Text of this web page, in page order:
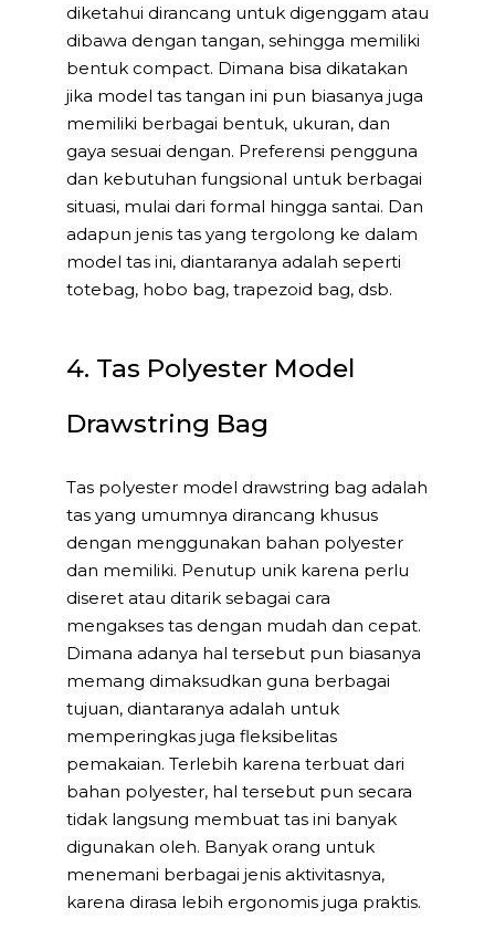
diketahui dirancang untuk digenggam atau
dibawa dengan tangan, sehingga memiliki
bentuk compact. Dimana bisa dikatakan
jika model tas tangan ini pun biasanya juga
memiliki berbagai bentuk, ukuran, dan
gaya sesuai dengan. Preferensi pengguna
dan kebutuhan fungsional untuk berbagai
situasi, mulai dari formal hingga santai. Dan
adapun jenis tas yang tergolong ke dalam
model tas ini, diantaranya adalah seperti
totebag, hobo bag, trapezoid bag, dsb.
4. Tas Polyester Model
Drawstring Bag
Tas polyester model drawstring bag adalah
tas yang umumnya dirancang khusus
dengan menggunakan bahan polyester
dan memiliki. Penutup unik karena perlu
diseret atau ditarik sebagai cara
mengakses tas dengan mudah dan cepat.
Dimana adanya hal tersebut pun biasanya
memang dimaksudkan guna berbagai
tujuan, diantaranya adalah untuk
memperingkas juga fleksibelitas
pemakaian. Terlebih karena terbuat dari
bahan polyester, hal tersebut pun secara
tidak langsung membuat tas ini banyak
digunakan oleh. Banyak orang untuk
menemani berbagai jenis aktivitasnya,
karena dirasa lebih ergonomis juga praktis.